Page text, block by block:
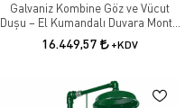
Galvaniz Kombine Göz ve Vücut
Duşu – El Kumandalı Duvara Monte
Güvenlik Duşu
16.449,57 +KDV